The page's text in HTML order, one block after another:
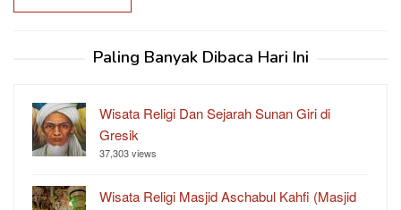
Paling Banyak Dibaca Hari Ini
Wisata Religi Dan Sejarah Sunan Giri di
Gresik
37,303 views
Wisata Religi Masjid Aschabul Kahfi (Masjid